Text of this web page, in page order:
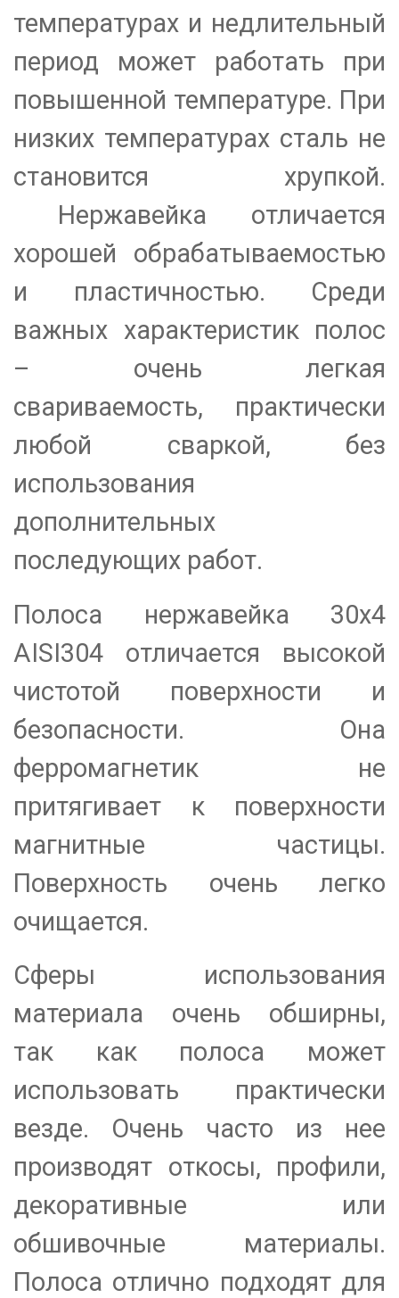
температурах и недлительный
период может работать при
повышенной температуре. При
низких температурах сталь не
становится хрупкой.
Нержавейка отличается
хорошей обрабатываемостью
и пластичностью. Среди
важных характеристик полос
– очень легкая
свариваемость, практически
любой сваркой, без
использования
дополнительных
последующих работ.
Полоса нержавейка 30х4
AISI304 отличается высокой
чистотой поверхности и
безопасности. Она
ферромагнетик не
притягивает к поверхности
магнитные частицы.
Поверхность очень легко
очищается.
Сферы использования
материала очень обширны,
так как полоса может
использовать практически
везде. Очень часто из нее
производят откосы, профили,
декоративные или
обшивочные материалы.
Полоса отлично подходят для